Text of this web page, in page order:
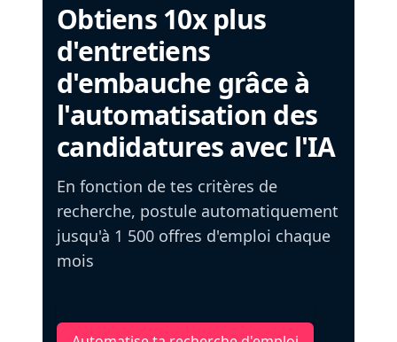
Obtiens 10x plus
d'entretiens
d'embauche grâce à
l'automatisation des
candidatures avec l'IA
En fonction de tes critères de
recherche, postule automatiquement
jusqu'à 1 500 offres d'emploi chaque
mois